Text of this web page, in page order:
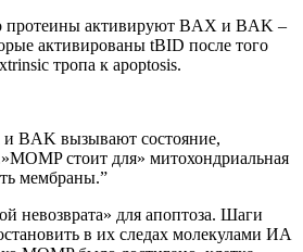
протеины активируют BAX и BAK –
активированы tBID после того
тропа к apoptosis.
BAK вызывают состояние,
стоит для» митохондриальная
мембраны.”
невозврата» для апоптоза. Шаги
в их следах молекулами ИА